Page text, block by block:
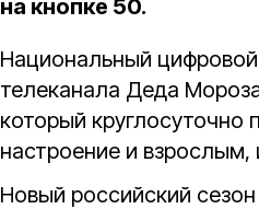
на кнопке 50.
Национальный
телеканала Деда
который круглосуточно
настроение и взрослым,
Новый российский